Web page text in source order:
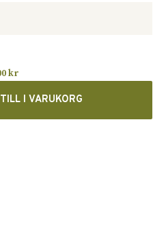
kr
I VARUKORG